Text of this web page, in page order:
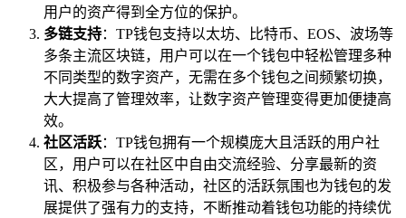
用户的资产得到全方位的保护。
多链支持：TP钱包支持以太坊、比特币、EOS、波场等
多条主流区块链，用户可以在一个钱包中轻松管理多种
不同类型的数字资产，无需在多个钱包之间频繁切换，
大大提高了管理效率，让数字资产管理变得更加便捷高
效。
社区活跃：TP钱包拥有一个规模庞大且活跃的用户社
区，用户可以在社区中自由交流经验、分享最新的资
讯、积极参与各种活动，社区的活跃氛围也为钱包的发
展提供了强有力的支持，不断推动着钱包功能的持续优